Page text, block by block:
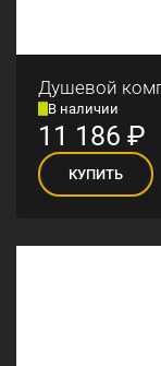
Душевой
В наличии
11 186 ₽
КУПИТЬ